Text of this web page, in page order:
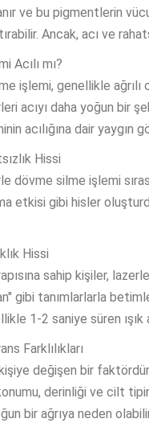
ve bu pigmentlerin
Ancak, acı ve
Acılı mı?
işlemi, genellikle ağrılı
acıyı daha yoğun bir
acılığına dair yaygın
Hissi
dövme silme işlemi
etkisi gibi hisler
Hissi
sahip kişiler,
gibi tanımlarlarla
1-2 saniye süren
Farklılıkları
değişen bir
derinliği ve cilt
bir ağrıya neden